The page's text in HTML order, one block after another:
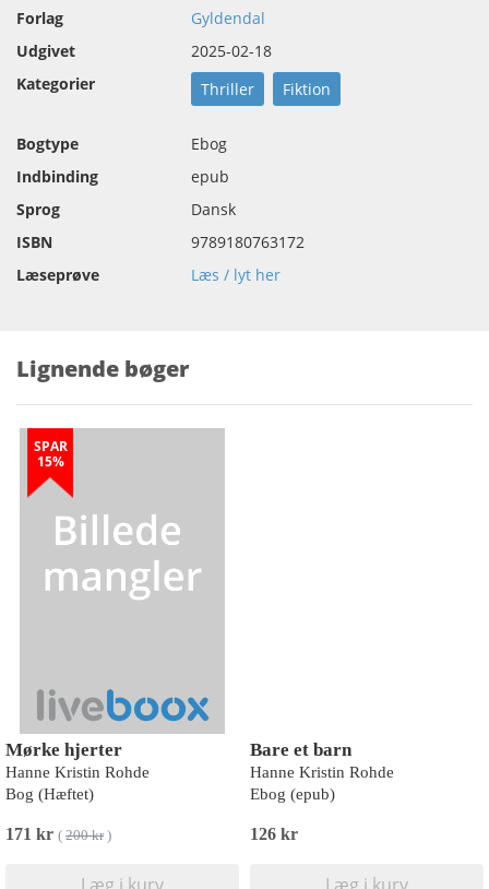
Forlag
Gyldendal
Udgivet
2025-02-18
Kategorier
Thriller Fiktion
Bogtype
Ebog
Indbinding
epub
Sprog
Dansk
ISBN
9789180763172
Læseprøve
Læs / lyt her
Lignende bøger
SPAR
15%
Mørke hjerter
Hanne Kristin Rohde
Bog (Hæftet)
171 kr ( 200 kr)
Bare et barn
Hanne Kristin Rohde
Ebog (epub)
126 kr